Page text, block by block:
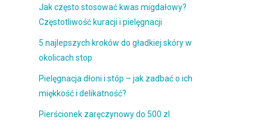
Jak często stosować kwas migdałowy?
Częstotliwość kuracji i pielęgnacji
5 najlepszych kroków do gładkiej skóry w
okolicach stop
Pielęgnacja dłoni i stóp – jak zadbać o ich
miękkość i delikatność?
Pierścionek zaręczynowy do 500 zl